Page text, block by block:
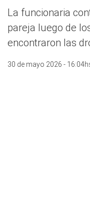
La funcionaria
pareja luego de
encontraron las
30 de mayo 2026 -